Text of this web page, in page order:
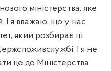
міністерства, яке
І я вважаю, що у нас
який розбирає ці
І я не
це до Міністерства